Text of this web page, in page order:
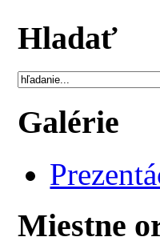
Hladať
Galérie
Miestne